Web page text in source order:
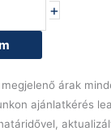
+
árak
ajánlatkérés